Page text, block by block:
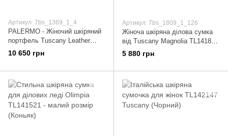
Артикул: 7bs_1369_1_4
PALERMO - Жіночий шкіряний
портфель Tuscany Leather
10 650 грн
Артикул: 7bs_1809_1_126
Жіноча шкіряна ділова сумка
від Tuscany Magnolia TL141809
(Champagne)
5 880 грн